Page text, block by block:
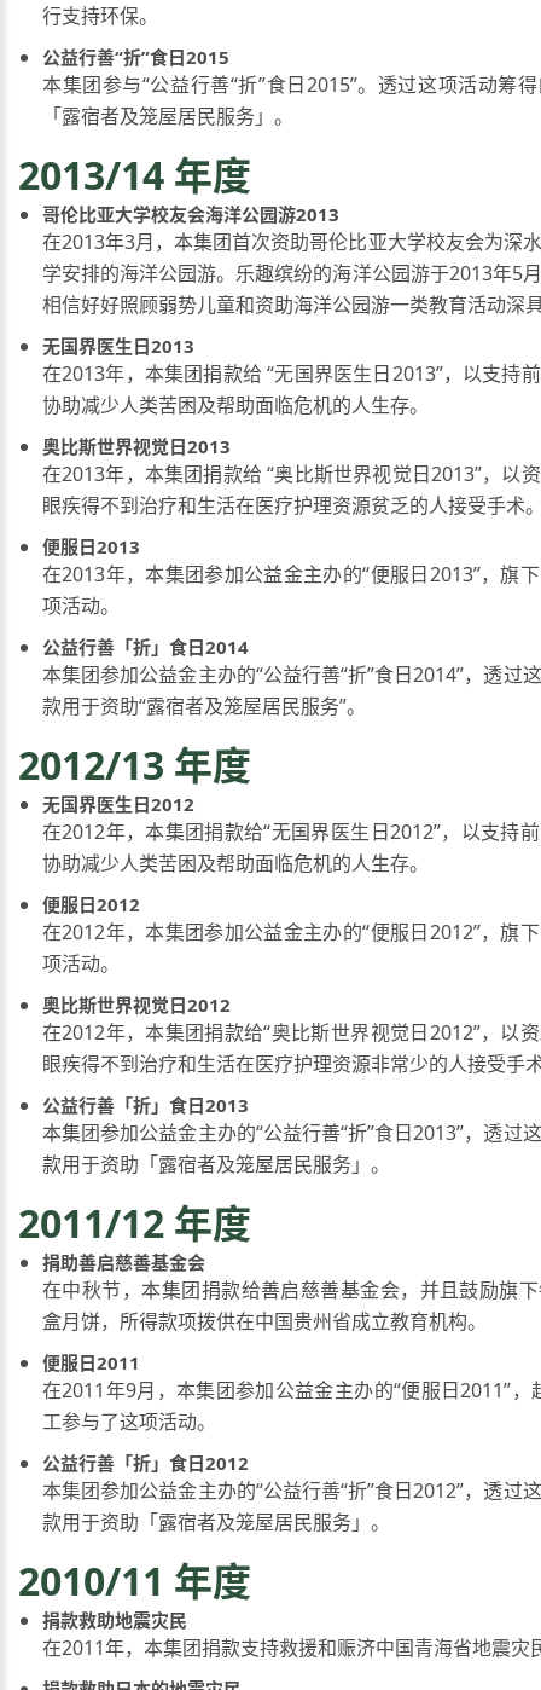
行支持环保。
公益行善“折”食日2015
本集团参与“公益行善“折”食日2015”。透过这项活动筹
「露宿者及笼屋居民服务」。
2013/14 年度
哥伦比亚大学校友会海洋公园游2013
在2013年3月，本集团首次资助哥伦比亚大学校友会为深
学安排的海洋公园游。乐趣缤纷的海洋公园游于2013年5
相信好好照顾弱势儿童和资助海洋公园游一类教育活动深
无国界医生日2013
在2013年，本集团捐款给 “无国界医生日2013”，以支持
协助减少人类苦困及帮助面临危机的人生存。
奥比斯世界视觉日2013
在2013年，本集团捐款给 “奥比斯世界视觉日2013”，以
眼疾得不到治疗和生活在医疗护理资源贫乏的人接受手术
便服日2013
在2013年，本集团参加公益金主办的“便服日2013”，旗
项活动。
公益行善「折」食日2014
本集团参加公益金主办的“公益行善“折”食日2014”，透过
款用于资助“露宿者及笼屋居民服务”。
2012/13 年度
无国界医生日2012
在2012年，本集团捐款给“无国界医生日2012”，以支持
协助减少人类苦困及帮助面临危机的人生存。
便服日2012
在2012年，本集团参加公益金主办的“便服日2012”，旗
项活动。
奥比斯世界视觉日2012
在2012年，本集团捐款给“奥比斯世界视觉日2012”，以
眼疾得不到治疗和生活在医疗护理资源非常少的人接受手
公益行善「折」食日2013
本集团参加公益金主办的“公益行善“折”食日2013”，透过
款用于资助「露宿者及笼屋居民服务」。
2011/12 年度
捐助善启慈善基金会
在中秋节，本集团捐款给善启慈善基金会，并且鼓励旗
盒月饼，所得款项拨供在中国贵州省成立教育机构。
便服日2011
在2011年9月，本集团参加公益金主办的“便服日2011”，
工参与了这项活动。
公益行善「折」食日2012
本集团参加公益金主办的“公益行善“折”食日2012”，透过
款用于资助「露宿者及笼屋居民服务」。
2010/11 年度
捐款救助地震灾民
在2011年，本集团捐款支持救援和赈济中国青海省地震灾